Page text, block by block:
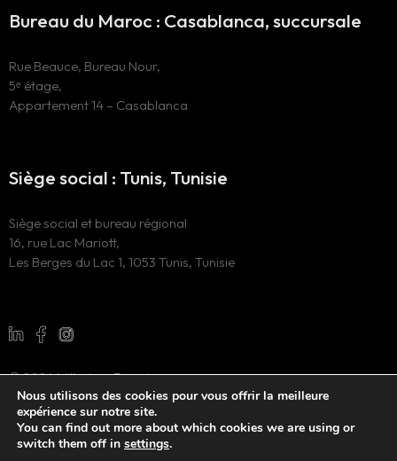
© 2024 Millesima Experience
Tous droits réservés
Site web développé parl’agence de marketing digital WAOO
Siège social : Tunis, Tunisie
Siège social et bureau régional
16, rue Lac Mariott,
Les Berges du Lac 1, 1053 Tunis, Tunisie
Bureau du Maroc : Casablanca, succursale
Rue Beauce, Bureau Nour,
5ᵉ étage,
Appartement 14 – Casablanca
Nous utilisons des cookies pour vous offrir la meilleure
expérience sur notre site.
You can find out more about which cookies we are using or
switch them off in settings.